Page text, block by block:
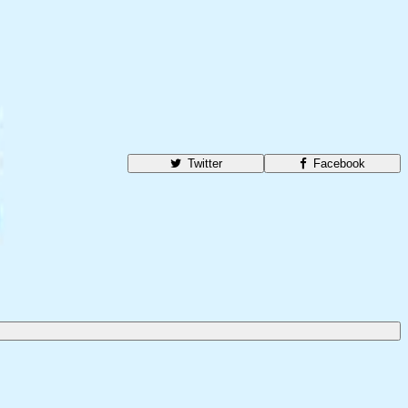
Facebook
Twitter